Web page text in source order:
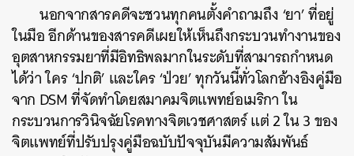
นอกจากสารคดีจะชวนทุกคนตั้งคำถามถึง ‘ยา’ ที่อยู่
ในมือ อีกด้านของสารคดีเผยให้เห็นถึงกระบวนทำงานของ
อุตสาหกรรมยาที่มีอิทธิพลมากในระดับที่สามารถกำหนด
ได้ว่า ใคร ‘ปกติ’ และใคร ‘ป่วย’ ทุกวันนี้ทั่วโลกอ้างอิงคู่มือ
จาก DSM ที่จัดทำโดยสมาคมจิตแพทย์อเมริกา ใน
กระบวนการวินิจฉัยโรคทางจิตเวชศาสตร์ แต่ 2 ใน 3 ของ
จิตแพทย์ที่ปรับปรุงคู่มือฉบับปัจจุบันมีความสัมพันธ์